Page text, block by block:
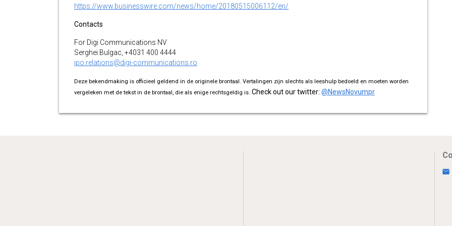
https://www.businesswire.com/news/home/20180515006112/en/
Contacts
For Digi Communications NV
Serghei Bulgac, +4031 400 4444
ipo.relations@digi-communications.ro
Deze bekendmaking is officieel geldend in de originele brontaal. Vertalingen zijn slechts als leeshulp bedoeld en moeten worden
vergeleken met de tekst in de brontaal, die als enige rechtsgeldig is. Check out our twitter: @NewsNovumpr